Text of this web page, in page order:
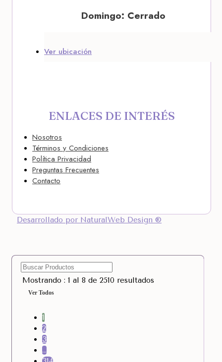
Domingo: Cerrado
Ver ubicación
ENLACES DE INTERÉS
Nosotros
Términos y Condiciones
Política Privacidad
Preguntas Frecuentes
Contacto
Desarrollado por NaturalWeb Design ®
Mostrando : 1 al 8 de 2510 resultados
Ver Todos
1
2
3
…